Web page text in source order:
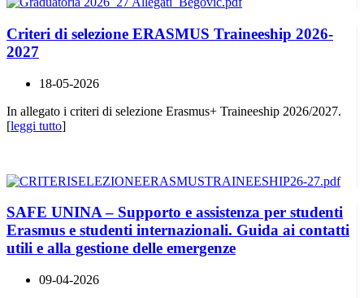
Criteri di selezione ERASMUS Traineeship 2026-
2027
18-05-2026
In allegato i criteri di selezione Erasmus+ Traineeship 2026/2027.
[leggi tutto]
SAFE UNINA – Supporto e assistenza per studenti
Erasmus e studenti internazionali. Guida ai contatti
utili e alla gestione delle emergenze
09-04-2026